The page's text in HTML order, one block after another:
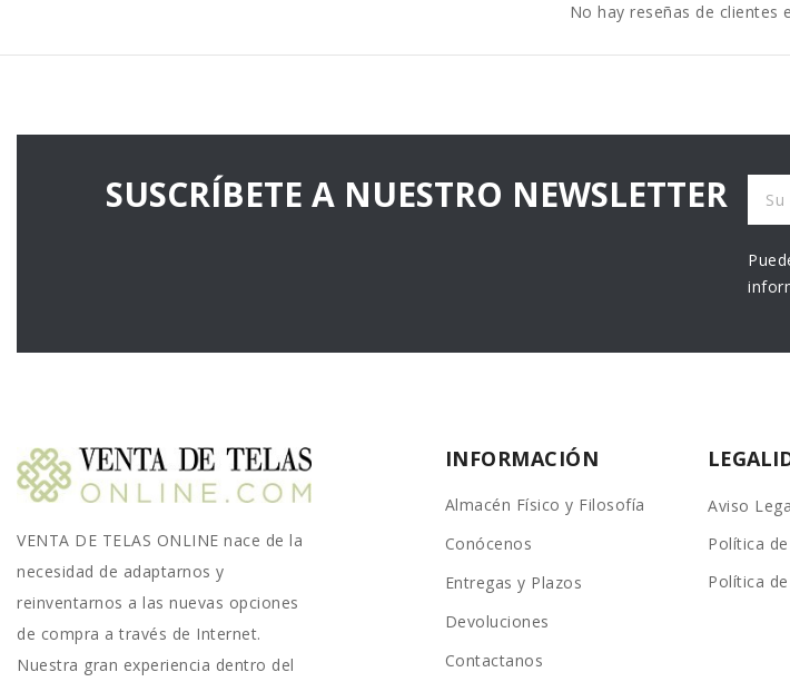
No hay reseñas de clientes
SUSCRÍBETE A NUESTRO NEWSLETTER
VENTA DE TELAS ONLINE nace de la
necesidad de adaptarnos y
reinventarnos a las nuevas opciones
de compra a través de Internet.
Nuestra gran experiencia dentro del
INFORMACIÓN
Almacén Físico y Filosofía
Conócenos
Entregas y Plazos
Devoluciones
Contactanos
Aviso
Política
Política